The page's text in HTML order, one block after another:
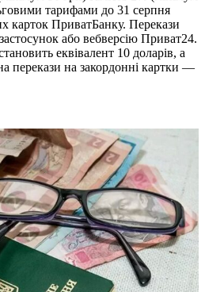
тарифами до 31 серпня
карток ПриватБанку. Перекази
або вебверсію Приват24.
еквівалент 10 доларів, а
перекази на закордонні картки —